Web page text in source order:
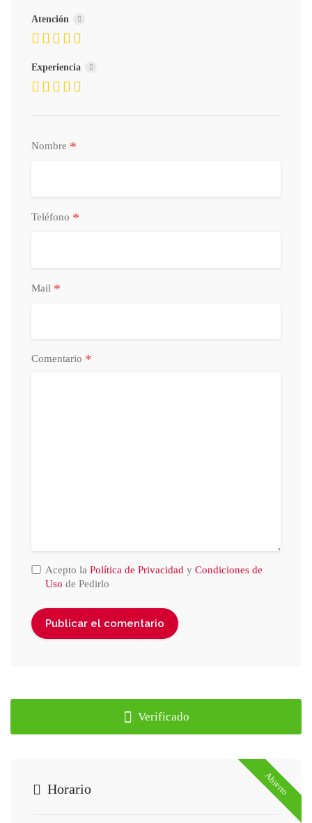
Atención
Experiencia
Nombre *
Teléfono *
Mail *
Comentario *
Acepto la Política de Privacidad y Condiciones de
Uso de Pedirlo
Verificado
Abierto
Horario